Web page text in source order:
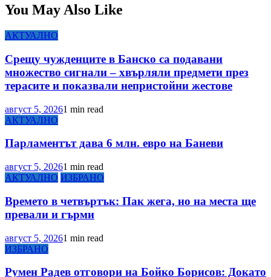
You May Also Like
АКТУАЛНО
Срещу чужденците в Банско са подавани
множество сигнали – хвърляли предмети през
терасите и показвали непристойни жестове
август 5, 20261 min read
АКТУАЛНО
Парламентът дава 6 млн. евро на Баневи
август 5, 20261 min read
АКТУАЛНО ИЗБРАНО
Времето в четвъртък: Пак жега, но на места ще
превали и гърми
август 5, 20261 min read
ИЗБРАНО
Румен Радев отговори на Бойко Борисов: Докато